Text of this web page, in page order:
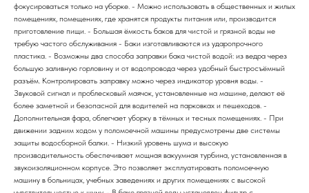
фокусироваться только на уборке. - Можно использовать в общественных и жилых
помещениях, помещениях, где хранятся продукты питания или, производится
приготовление пищи. - Большая ёмкость баков для чистой и грязной воды не
требую частого обслуживания - Баки изготавливаются из ударопрочного
пластика. - Возможны два способа заправки бака чистой водой: из ведра через
большую заливную горловину и от водопровода через удобный быстросъёмный
разъём. Контролировать заправку можно через индикатор уровня воды. -
Звуковой сигнал и проблесковый маячок, установленные на машине, делают её
более заметной и безопасной для водителей на парковках и пешеходов. -
Дополнительная фара, облегчает уборку в тёмных и тесных помещениях. - При
движении задним ходом у поломоечной машины предусмотрены две системы
защиты водосборной балки. - Низкий уровень шума и высокую
производительность обеспечивает мощная вакуумная турбина, установленная в
звукоизоляционном корпусе. Это позволяет эксплуатировать поломоечную
машину в больницах, учебных заведениях и других помещениях с высокой